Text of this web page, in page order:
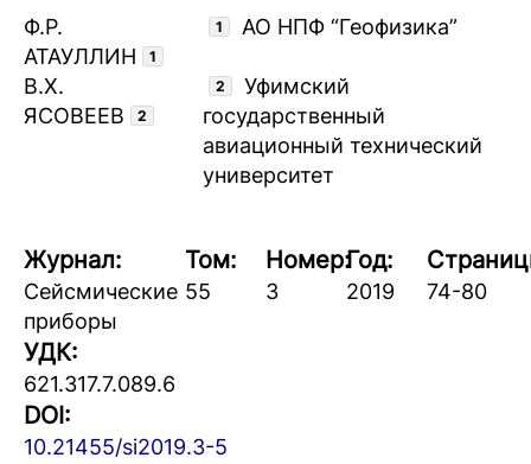
Ф.Р.
АТАУЛЛИН
1
В.Х.
ЯСОВЕЕВ
2
1 АО НПФ “Геофизика”
2
Уфимский
государственный
авиационный технический
университет
Журнал:
Сейсмические
приборы
Том:
55
Номер:
3
Год:
2019 74-80
УДК:
621.317.7.089.6
DOI:
10.21455/si2019.3-5